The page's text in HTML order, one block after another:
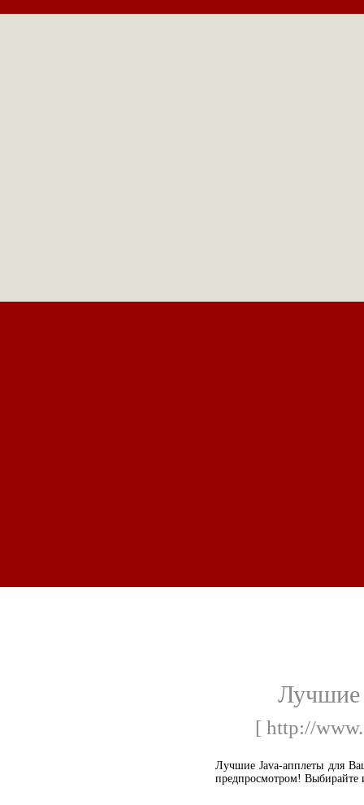
Лучшие
[ http://
Лучшие Java-апплеты для
предпросмотром! Выбирайте